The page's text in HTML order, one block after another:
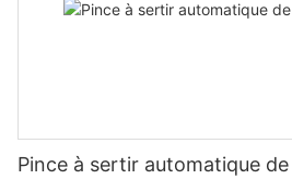
Pince à sertir automatique